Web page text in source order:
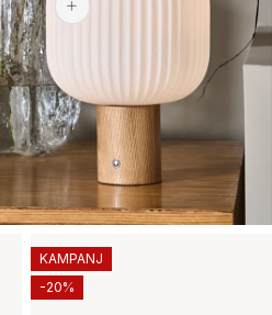
2 969 kr
KAMPANJ
-20%